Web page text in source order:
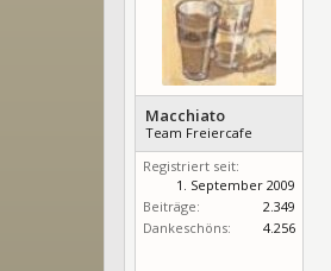
Macchiato
Team Freiercafe
Registriert seit:
1. September 2009
Beiträge:
2.349
Dankeschöns:
4.256